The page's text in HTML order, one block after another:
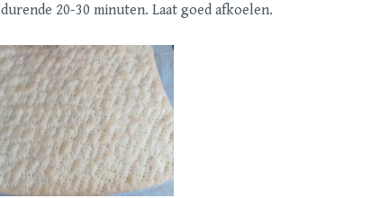
20-30 minuten. Laat goed afkoelen.